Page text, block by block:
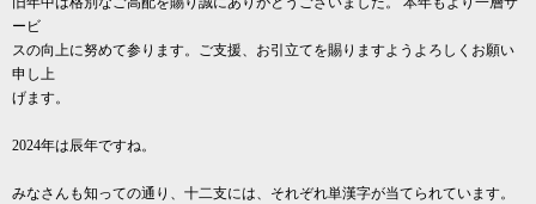
ービ
スの向上に努めて参ります。ご支援、お引立てを賜りますようよろしくお願い
申し上
げます。
2024年は辰年ですね。
みなさんも知っての通り、十二支には、それぞれ単漢字が当てられています。